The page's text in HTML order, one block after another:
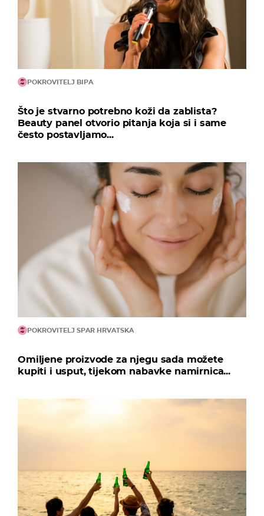
POKROVITELJ BIPA
Što je stvarno potrebno koži da zablista?
Beauty panel otvorio pitanja koja si i same
često postavljamo...
POKROVITELJ SPAR HRVATSKA
Omiljene proizvode za njegu sada možete
kupiti i usput, tijekom nabavke namirnica...